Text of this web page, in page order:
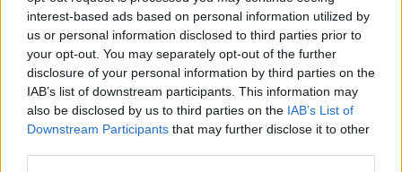
interest-based ads based on personal information utilized by
us or personal information disclosed to third parties prior to
your opt-out. You may separately opt-out of the further
disclosure of your personal information by third parties on the
IAB’s list of downstream participants. This information may
also be disclosed by us to third parties on the IAB’s List of
Downstream Participants that may further disclose it to other